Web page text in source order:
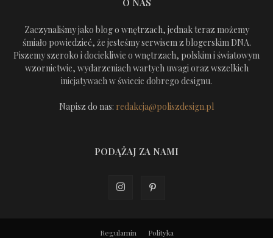
Zaczynaliśmy jako blog o wnętrzach, jednak teraz możemy
śmiało powiedzieć, że jesteśmy serwisem z blogerskim DNA.
Piszemy szeroko i dociekliwie o wnętrzach, polskim i światowym
wzornictwie, wydarzeniach wartych uwagi oraz wszelkich
inicjatywach w świecie dobrego designu.
Napisz do nas: redakcja@poliszdesign.pl
PODĄŻAJ ZA NAMI
Regulamin Polityka